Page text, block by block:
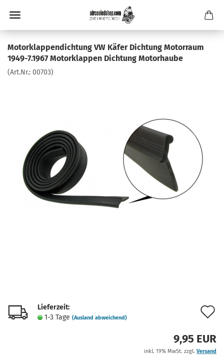
Motorklappendichtung VW Käfer Dichtung Motorraum
1949-7.1967 Motorklappen Dichtung Motorhaube
(Art.Nr.: 00703)
Lieferzeit:
1-3 Tage (Ausland abweichend)
9,95 EUR
inkl. 19% MwSt. zzgl. Versand